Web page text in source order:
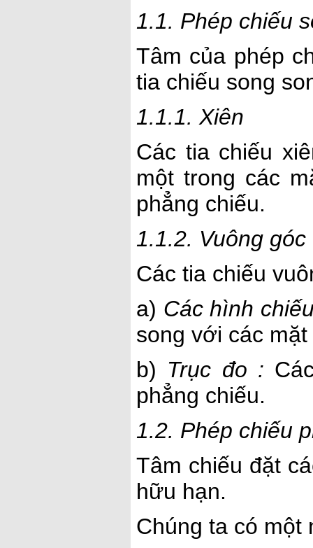
1.1. Phép chiếu
Tâm của phép
tia chiếu song
1.1.1. Xiên
Các tia chiếu
một trong các
phẳng chiếu.
1.1.2. Vuông góc
Các tia chiếu
a) Các hình
song với các
b) Trục đo :
phẳng chiếu.
1.2. Phép chiếu
Tâm chiếu đặt
hữu hạn.
Chúng ta có một